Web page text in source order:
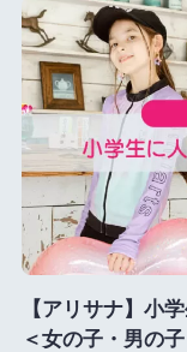
【アリサナ】小
＜女の子・男の子